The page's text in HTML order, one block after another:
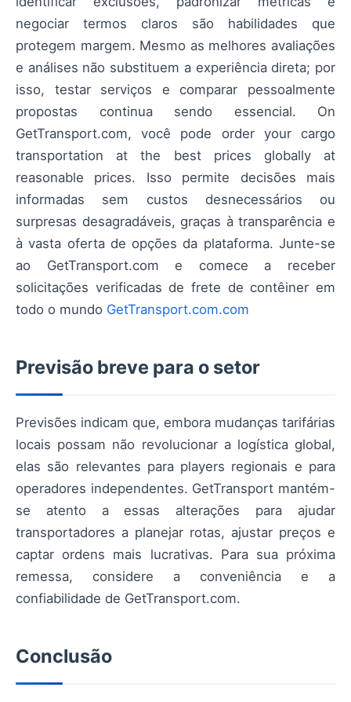
negociar termos claros são habilidades que
protegem margem. Mesmo as melhores avaliações
e análises não substituem a experiência direta; por
isso, testar serviços e comparar pessoalmente
propostas continua sendo essencial. On
GetTransport.com, você pode order your cargo
transportation at the best prices globally at
reasonable prices. Isso permite decisões mais
informadas sem custos desnecessários ou
surpresas desagradáveis, graças à transparência e
à vasta oferta de opções da plataforma. Junte-se
ao GetTransport.com e comece a receber
solicitações verificadas de frete de contêiner em
todo o mundo GetTransport.com.com
Previsão breve para o setor
Previsões indicam que, embora mudanças tarifárias
locais possam não revolucionar a logística global,
elas são relevantes para players regionais e para
operadores independentes. GetTransport mantém-
se atento a essas alterações para ajudar
transportadores a planejar rotas, ajustar preços e
captar ordens mais lucrativas. Para sua próxima
remessa, considere a conveniência e a
confiabilidade de GetTransport.com.
Conclusão